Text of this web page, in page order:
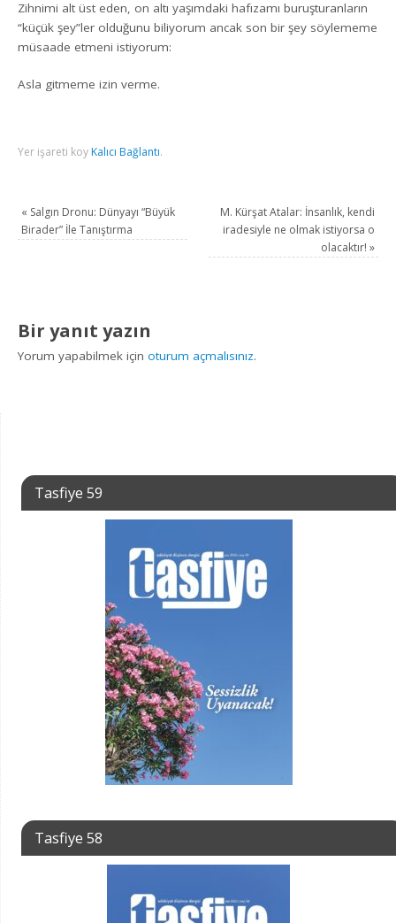
Zihnimi alt üst eden, on altı yaşımdaki hafızamı buruşturanların
“küçük şey”ler olduğunu biliyorum ancak son bir şey söylememe
müsaade etmeni istiyorum:
Asla gitmeme izin verme.
Yer işareti koy Kalıcı Bağlantı.
« Salgın Dronu: Dünyayı “Büyük
Birader” İle Tanıştırma
M. Kürşat Atalar: İnsanlık, kendi
iradesiyle ne olmak istiyorsa o
olacaktır! »
Bir yanıt yazın
Yorum yapabilmek içinoturum açmalısınız.
Tasfiye 59
Tasfiye 58